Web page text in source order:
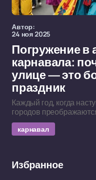
Автор:
24 ноя 2025
Погружение в
карнавала:
улице — это
праздник
Каждый год, когда
городов
карнавал
Избранное